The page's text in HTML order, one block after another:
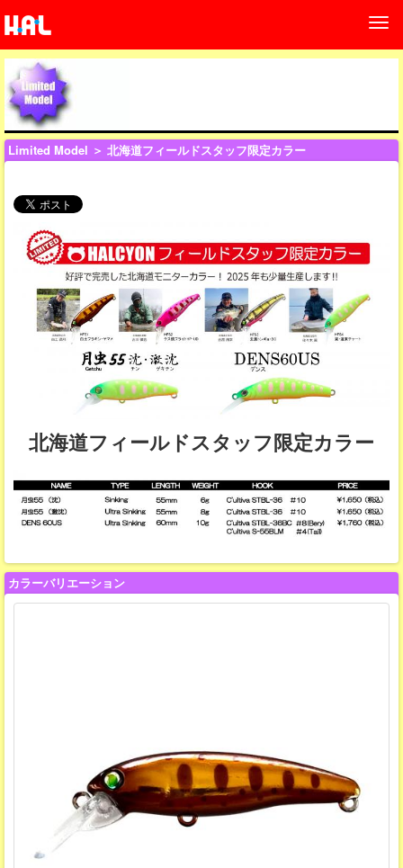
Limited Model ＞ 北海道フィールドスタッフ限定カラー
北海道フィールドスタッフ限定カラー
カラーバリエーション